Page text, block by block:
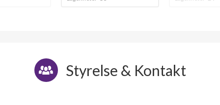
Styrelse & Kontakt